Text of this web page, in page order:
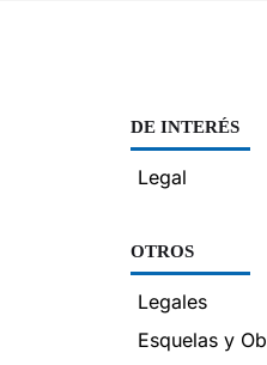
DE INTERÉS
Legal
OTROS
Legales
Esquelas y